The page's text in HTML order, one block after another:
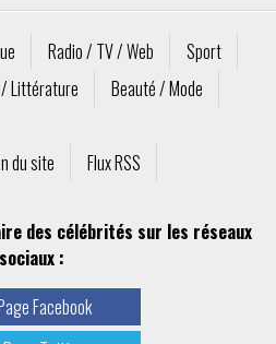
Radio / TV / Web
Sport
Littérature
Beauté / Mode
du site
Flux RSS
des célébrités sur les réseaux
sociaux :
Facebook